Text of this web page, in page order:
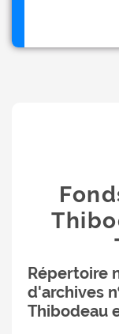
Répertoire
d'archives n
Thibodeau